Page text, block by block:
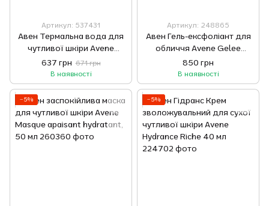
Артикул: 537431
Авен Термальна вода для
чутливої шкіри Avene
Thermal spring water 300
мл
637 грн 671 грн
В наявності
Артикул: 248865
Авен Гель-ексфоліант для
обличчя Avene Gelee
Gommante Douceur75 мл
850 грн
В наявності
−5% −5%